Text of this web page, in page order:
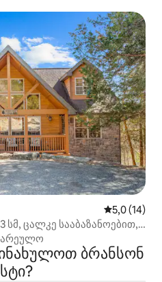
ვარიანტი
საშუალო
5,0 (14)
ცალკე სააბაზანოებით,
ბრანსონ